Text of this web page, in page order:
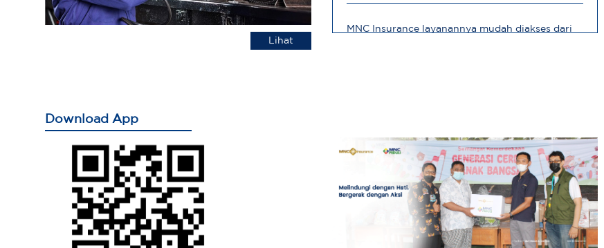
Lihat
MNC Insurance layanannya mudah diakses dari
Download App